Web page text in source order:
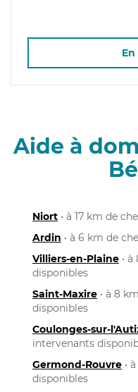
Aide à
Niort • à 17 km de
Ardin • à 6 km de
Villiers-en-Plaine •
disponibles
Saint-Maxire • à 8
disponibles
Coulonges-sur-
intervenants
Germond-Rouvre •
disponibles